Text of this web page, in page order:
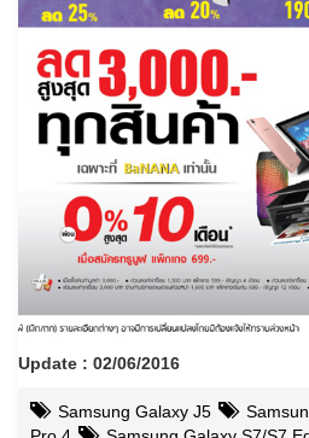
Update : 02/06/2016
Samsung Galaxy J5